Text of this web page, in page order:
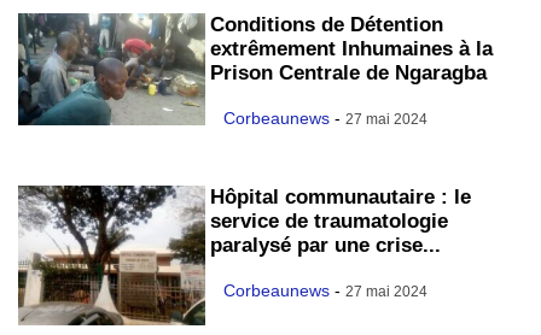
Conditions de Détention
extrêmement Inhumaines à la
Prison Centrale de Ngaragba
Corbeaunews - 27 mai 2024
Hôpital communautaire : le
service de traumatologie
paralysé par une crise...
Corbeaunews - 27 mai 2024